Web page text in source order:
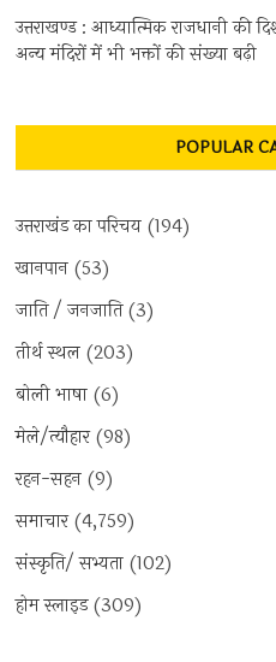
उत्तराखण्ड : आध्यात्मिक राजधानी की
अन्य मंदिरों में भी भक्तों की संख्या बढ़ी
POPULAR
उत्तराखंड का परिचय (194)
खानपान (53)
जाति / जनजाति(3)
तीर्थ स्थल (203)
बोली भाषा (6)
मेले/त्यौहार(98)
रहन-सहन (9)
समाचार(4,759)
संस्कृति/ सभ्यता (102)
होम स्लाइड(309)